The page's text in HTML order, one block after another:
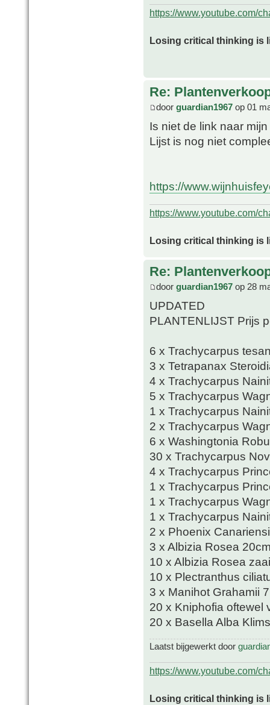
https://www.youtube.com/
Losing critical thinking is
Re:
door guardian1967 op 01
Is niet de link naar
Lijst is nog niet
https://
https://www.youtube.com/
Losing critical thinking is
Re:
door guardian1967 op 28
UPDATED
PLANTENLIJST Prijs
6 x Trachycarpus
3 x Tetrapanax
4 x Trachycarpus
5 x Trachycarpus
1 x Trachycarpus
2 x Trachycarpus
6 x Washingtonia
30 x Trachycarpus
4 x Trachycarpus
1 x Trachycarpus
1 x Trachycarpus
1 x Trachycarpus
2 x Phoenix
3 x Albizia Rosea
10 x Albizia Rosea
10 x Plectranthus
3 x Manihot Grahamii
20 x Kniphofia oftewel
20 x Basella Alba
Laatst bijgewerkt door
https://www.youtube.com/
Losing critical thinking is